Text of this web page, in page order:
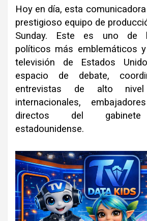
Hoy en día, esta
prestigioso equipo de
Sunday. Este es uno de
políticos más emblemáticos
televisión de Estados
espacio de debate,
entrevistas de alto
internacionales,
directos del gabinete
estadounidense.